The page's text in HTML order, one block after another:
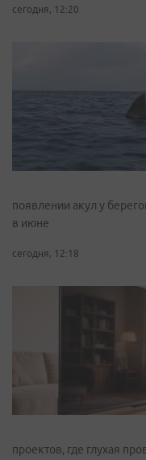
сегодня, 12:20
появлении акул у
в июне
сегодня, 12:18
проектов, где глухая